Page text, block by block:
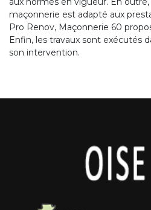
maçonnerie est adapté aux
Pro Renov, Maçonnerie 60
Enfin, les travaux sont exécutés
son intervention.